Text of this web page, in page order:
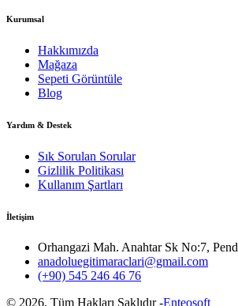
Kurumsal
Hakkımızda
Mağaza
Sepeti Görüntüle
Blog
Yardım & Destek
Sık Sorulan Sorular
Gizlilik Politikası
Kullanım Şartları
İletişim
Orhangazi Mah. Anahtar Sk No:7,
anadoluegitimaraclari@gmail.com
(+90) 545 246 46 76
© 2026, Tüm Hakları Saklıdır -Enteosoft